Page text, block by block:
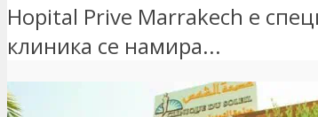
Hopital Prive Marrakech е
клиника се намира...